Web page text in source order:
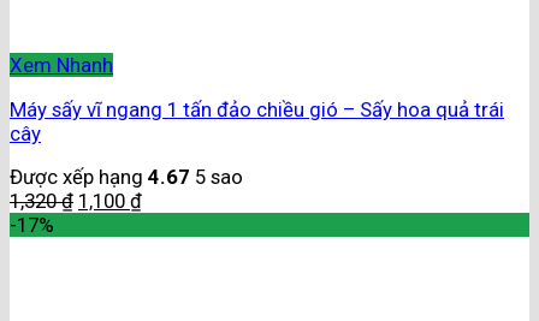
Xem Nhanh
Máy sấy vĩ ngang 1 tấn đảo chiều gió – Sấy hoa quả trái
cây
Được xếp hạng 4.67 5 sao
1,320₫ 1,100 ₫
-17%